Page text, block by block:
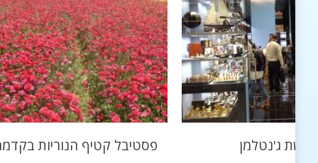
פסטיבל קטיף הנוריות רשת ג'נטלמן